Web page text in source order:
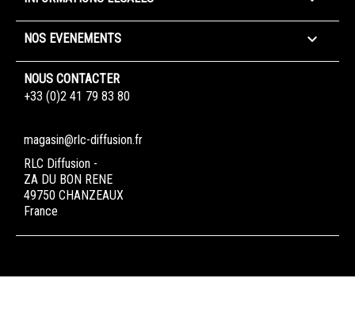
NOS EVENEMENTS 
NOUS CONTACTER
+33 (0)2 41 79 83 80
magasin@rlc-diffusion.fr
RLC Diffusion -
ZA DU BON RENE
49750 CHANZEAUX
France